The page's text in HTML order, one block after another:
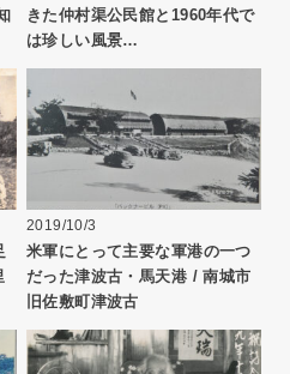
きた仲村渠公民館と1960年代で
は珍しい風景…
2019/10/3
米軍にとって主要な軍港の一つ
だった津波古・馬天港 / 南城市
旧佐敷町津波古